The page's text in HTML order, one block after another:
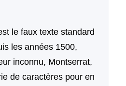
le faux texte standard
les années 1500,
inconnu, Montserrat,
de caractères pour en